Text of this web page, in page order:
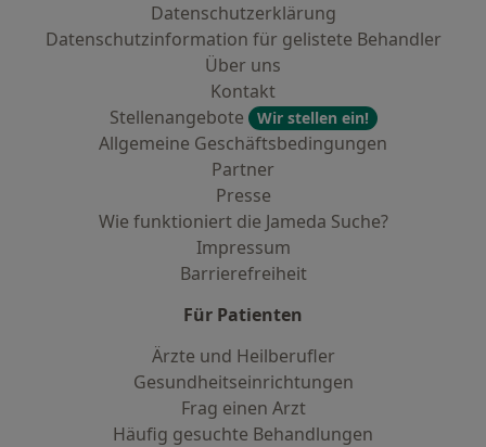
Datenschutzerklärung
Datenschutzinformation für gelistete Behandler
Über uns
Kontakt
Stellenangebote
Wir stellen ein!
Allgemeine Geschäftsbedingungen
Partner
Presse
Wie funktioniert die Jameda Suche?
Impressum
Barrierefreiheit
Für Patienten
Ärzte und Heilberufler
Gesundheitseinrichtungen
Frag einen Arzt
Häufig gesuchte Behandlungen